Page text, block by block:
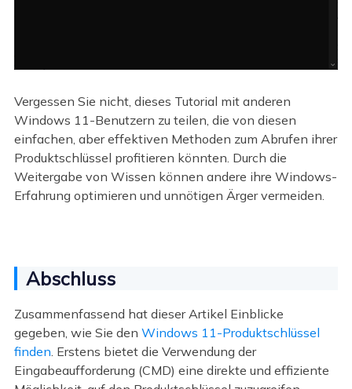
Vergessen Sie nicht, dieses Tutorial mit anderen
Windows 11-Benutzern zu teilen, die von diesen
einfachen, aber effektiven Methoden zum Abrufen ihrer
Produktschlüssel profitieren könnten. Durch die
Weitergabe von Wissen können andere ihre Windows-
Erfahrung optimieren und unnötigen Ärger vermeiden.
Abschluss
Zusammenfassend hat dieser Artikel Einblicke
gegeben, wie Sie den Windows 11-Produktschlüssel
finden. Erstens bietet die Verwendung der
Eingabeaufforderung (CMD) eine direkte und effiziente